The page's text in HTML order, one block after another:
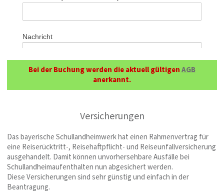
Bei der Buchung werden die aktuell gültigenAGB
anerkannt.
Versicherungen
Das bayerische Schullandheimwerk hat einen Rahmenvertrag für
eine Reiserücktritt-, Reise­haftpflicht- und Reiseunfallversicherung
ausgehandelt. Damit können unvorhersehbare Aus­fälle bei
Schullandheimaufenthalten nun abgesichert werden.
Diese Versicherungen sind sehr günstig und einfach in der
Beantragung.